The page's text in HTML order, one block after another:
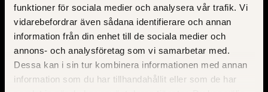
funktioner för sociala medier och analysera vår trafik. Vi
vidarebefordrar även sådana identifierare och annan
information från din enhet till de sociala medier och
annons- och analysföretag som vi samarbetar med.
Dessa kan i sin tur kombinera informationen med annan
information som du har tillhandahållit eller som de har
offerter, återkommande intäkter som följs upp utanför
säljprocessen eller fakturering som saknar sammanhang i
affären.
Vi använder Revenue Hub för att knyta samman CPQ,
subscriptions och invoicing med CRM, inte för att ersätta